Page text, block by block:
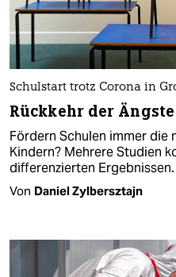
Schulstart trotz Corona in
Rückkehr der Ängste
Fördern Schulen immer die
Kindern? Mehrere Studien
differenzierten Ergebnissen.
Von Daniel Zylbersztajn